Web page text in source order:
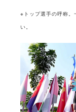
※トップ選手の呼称。
い。